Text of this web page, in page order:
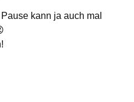
kann ja auch mal